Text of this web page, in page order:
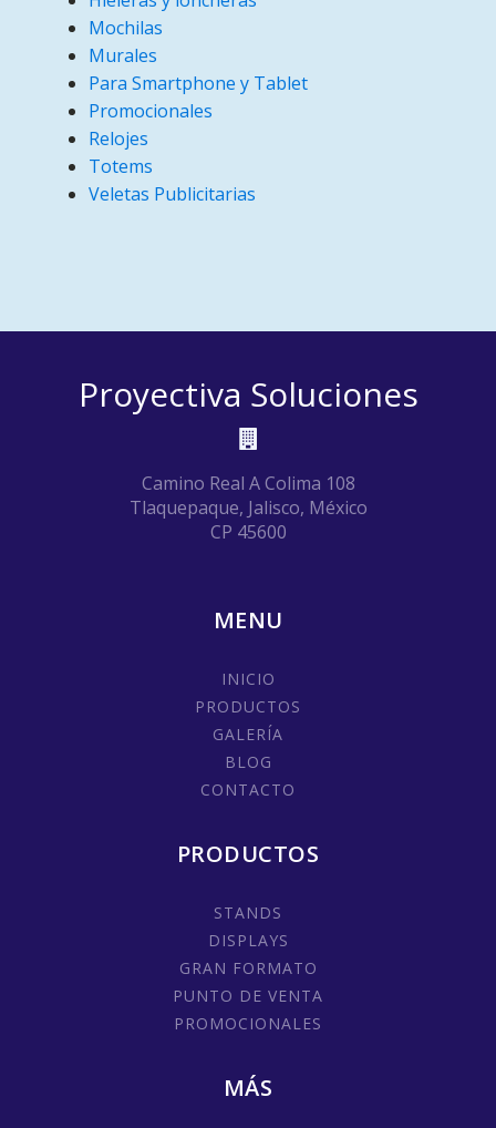
Mochilas
Murales
Para Smartphone y Tablet
Promocionales
Relojes
Totems
Veletas Publicitarias
Proyectiva Soluciones
Camino Real A Colima 108
Tlaquepaque, Jalisco, México
CP 45600
MENU
INICIO
PRODUCTOS
GALERÍA
BLOG
CONTACTO
PRODUCTOS
STANDS
DISPLAYS
GRAN FORMATO
PUNTO DE VENTA
PROMOCIONALES
MÁS